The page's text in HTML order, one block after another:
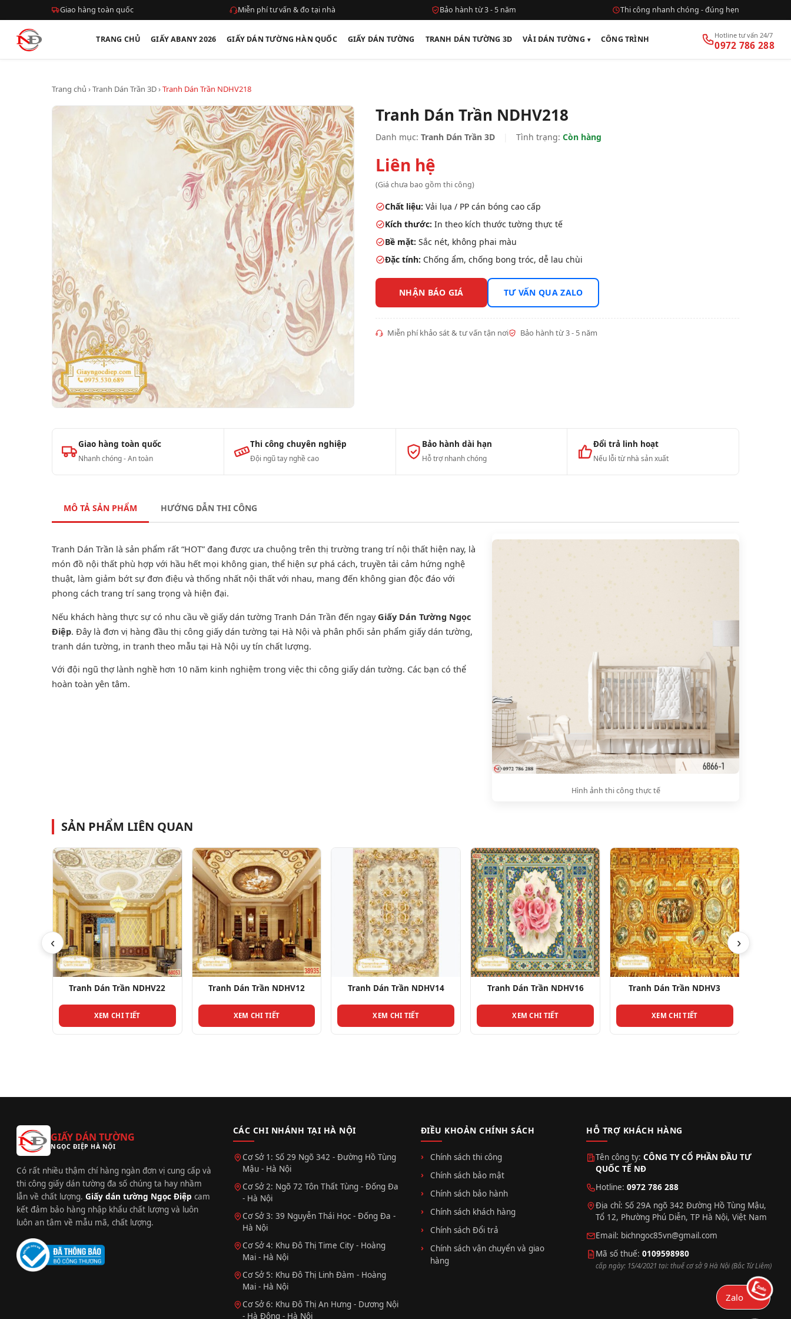
Giao hàng toàn quốc Miễn phí tư vấn & đo tại nhà Bảo hành từ 3 - 5 năm Thi công nhanh chóng - đúng hẹn
TRANG CHỦ GIẤY ABANY 2026 GIẤY DÁN TƯỜNG HÀN QUỐC GIẤY DÁN TƯỜNG TRANH DÁN TƯỜNG 3D VẢI DÁN TƯỜNG CÔNG TRÌNH Hotline tư vấn 24/7
0972 786 288
Trang chủ ›Tranh Dán Trần 3D›Tranh Dán Trần NDHV218
Tranh Dán Trần NDHV218
Danh mục: Tranh Dán Trần 3D Tình trạng: Còn hàng
Liên hệ
(Giá chưa bao gồm thi công)
Chất liệu: Vải lụa / PP cán bóng cao cấp
Kích thước: In theo kích thước tường thực tế
Bề mặt: Sắc nét, không phai màu
Đặc tính: Chống ẩm, chống bong tróc, dễ lau chùi
NHẬN BÁO GIÁ TƯ VẤN QUA ZALO
Miễn phí khảo sát & tư vấn tận nơi Bảo hành từ 3 - 5 năm
Giao hàng toàn quốc
Nhanh chóng - An toàn
Thi công chuyên nghiệp
Đội ngũ tay nghề cao
Bảo hành dài hạn
Hỗ trợ nhanh chóng
Đổi trả linh hoạt
Nếu lỗi từ nhà sản xuất
MÔ TẢ SẢN PHẨM HƯỚNG DẪN THI CÔNG
Tranh Dán Trần là sản phẩm rất “HOT” đang được ưa chuộng trên thị trường trang trí nội thất hiện nay, là
món đồ nội thất phù hợp với hầu hết mọi không gian, thể hiện sự phá cách, truyền tải cảm hứng nghệ
thuật, làm giảm bớt sự đơn điệu và thống nhất nội thất với nhau, mang đến không gian độc đáo với
phong cách trang trí sang trọng và hiện đại.
Nếu khách hàng thực sự có nhu cầu về giấy dán tường Tranh Dán Trần đến ngayGiấy Dán Tường Ngọc
Điệp. Đây là đơn vị hàng đầu thị công giấy dán tường tại Hà Nội và phân phối sản phẩm giấy dán tường,
tranh dán tường, in tranh theo mẫu tại Hà Nội uy tín chất lượng.
Với đội ngũ thợ lành nghề hơn 10 năm kinh nghiệm trong việc thi công giấy dán tường. Các bạn có thể
hoàn toàn yên tâm.
Hình ảnh thi công thực tế
SẢN PHẨM LIÊN QUAN
‹
Tranh Dán Trần NDHV12
XEM CHI TIẾT
Tranh Dán Trần NDHV14
XEM CHI TIẾT
Tranh Dán Trần NDHV16
XEM CHI TIẾT
Tranh Dán Trần NDHV3
XEM CHI TIẾT
Tranh Dán Trần NDHV24
XEM CHI TIẾT
›
GIẤY DÁN TƯỜNG
NGỌC ĐIỆP HÀ NỘI
Có rất nhiều thậm chí hàng ngàn đơn vị cung cấp và
thi công giấy dán tường đa số chúng ta hay nhầm
lẫn về chất lượng. Giấy dán tường Ngọc Điệp cam
kết đảm bảo hàng nhập khẩu chất lượng và luôn
luôn an tâm về mẫu mã, chất lượng.
CÁC CHI NHÁNH TẠI HÀ NỘI
Cơ Sở 1: Số 29 Ngõ 342 - Đường Hồ Tùng
Mậu - Hà Nội
Cơ Sở 2: Ngõ 72 Tôn Thất Tùng - Đống Đa
- Hà Nội
Cơ Sở 3: 39 Nguyễn Thái Học - Đống Đa -
Hà Nội
Cơ Sở 4: Khu Đô Thị Time City - Hoàng
Mai - Hà Nội
Cơ Sở 5: Khu Đô Thị Linh Đàm - Hoàng
Mai - Hà Nội
Cơ Sở 6: Khu Đô Thị An Hưng - Dương Nội
- Hà Đông - Hà Nội
ĐIỀU KHOẢN CHÍNH SÁCH
Chính sách thi công
Chính sách bảo mật
Chính sách bảo hành
Chính sách khách hàng
Chính sách Đổi trả
Chính sách vận chuyển và giao
hàng
HỖ TRỢ KHÁCH HÀNG
Tên công ty:CÔNG TY CỔ PHẦN ĐẦU TƯ
QUỐC TẾ NĐ
Hotline:0972 786 288
Địa chỉ: Số 29A ngõ 342 Đường Hồ Tùng Mậu,
Tổ 12, Phường Phú Diễn, TP Hà Nội, Việt Nam
Email: bichngoc85vn@gmail.com
Mã số thuế:0109598980
cấp ngày: 15/4/2021 tại: thuế cơ sở 9 Hà Nội (Bắc Từ Liêm)
Zalo